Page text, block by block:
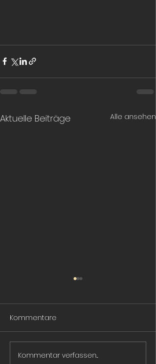
Aktuelle Beiträge Alle ansehen
Unser Kaffee ist
Kommentare
Kommentar verfassen...